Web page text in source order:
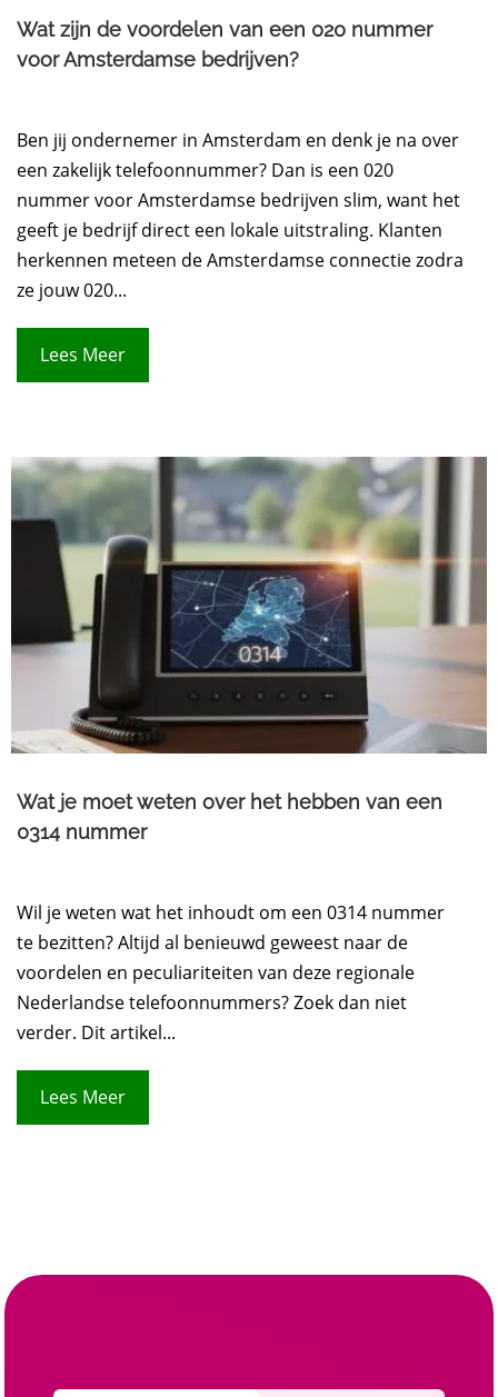
Wat zijn de voordelen van een 020 nummer
voor Amsterdamse bedrijven?
Ben jij ondernemer in Amsterdam en denk je na over
een zakelijk telefoonnummer? Dan is een 020
nummer voor Amsterdamse bedrijven slim, want het
geeft je bedrijf direct een lokale uitstraling. Klanten
herkennen meteen de Amsterdamse connectie zodra
ze jouw 020...
Lees Meer
Wat je moet weten over het hebben van een
0314 nummer
Wil je weten wat het inhoudt om een 0314 nummer
te bezitten? Altijd al benieuwd geweest naar de
voordelen en peculiariteiten van deze regionale
Nederlandse telefoonnummers? Zoek dan niet
verder. Dit artikel...
Lees Meer